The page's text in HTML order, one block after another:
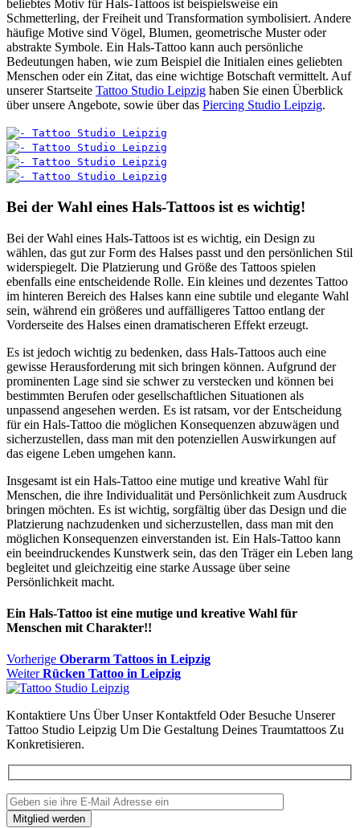
beliebtes Motiv für Hals-Tattoos ist beispielsweise ein
Schmetterling, der Freiheit und Transformation symbolisiert. Andere
häufige Motive sind Vögel, Blumen, geometrische Muster oder
abstrakte Symbole. Ein Hals-Tattoo kann auch persönliche
Bedeutungen haben, wie zum Beispiel die Initialen eines geliebten
Menschen oder ein Zitat, das eine wichtige Botschaft vermittelt. Auf
unserer Startseite Tattoo Studio Leipzig haben Sie einen Überblick
über unsere Angebote, sowie über das Piercing Studio Leipzig.
Bei der Wahl eines Hals-Tattoos ist es wichtig!
Bei der Wahl eines Hals-Tattoos ist es wichtig, ein Design zu
wählen, das gut zur Form des Halses passt und den persönlichen Stil
widerspiegelt. Die Platzierung und Größe des Tattoos spielen
ebenfalls eine entscheidende Rolle. Ein kleines und dezentes Tattoo
im hinteren Bereich des Halses kann eine subtile und elegante Wahl
sein, während ein größeres und auffälligeres Tattoo entlang der
Vorderseite des Halses einen dramatischeren Effekt erzeugt.
Es ist jedoch wichtig zu bedenken, dass Hals-Tattoos auch eine
gewisse Herausforderung mit sich bringen können. Aufgrund der
prominenten Lage sind sie schwer zu verstecken und können bei
bestimmten Berufen oder gesellschaftlichen Situationen als
unpassend angesehen werden. Es ist ratsam, vor der Entscheidung
für ein Hals-Tattoo die möglichen Konsequenzen abzuwägen und
sicherzustellen, dass man mit den potenziellen Auswirkungen auf
das eigene Leben umgehen kann.
Insgesamt ist ein Hals-Tattoo eine mutige und kreative Wahl für
Menschen, die ihre Individualität und Persönlichkeit zum Ausdruck
bringen möchten. Es ist wichtig, sorgfältig über das Design und die
Platzierung nachzudenken und sicherzustellen, dass man mit den
möglichen Konsequenzen einverstanden ist. Ein Hals-Tattoo kann
ein beeindruckendes Kunstwerk sein, das den Träger ein Leben lang
begleitet und gleichzeitig eine starke Aussage über seine
Persönlichkeit macht.
Ein Hals-Tattoo ist eine mutige und kreative Wahl für
Menschen mit Charakter!!
Beitragsnavigation
Vorherige Vorheriger
Beitrag
Oberarm Tattoos in Leipzig
Weiter Nächster
Beitrag:
Rücken Tattoo in Leipzig
Kontaktiere Uns Über Unser Kontaktfeld Oder Besuche Unserer
Tattoo Studio Leipzig Um Die Gestaltung Deines Traumtattoos Zu
Konkretisieren.